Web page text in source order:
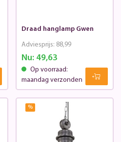
Draad hanglamp Gwen
Nu: 49,63
Adviesprijs: 88,99
Op voorraad:
maandag verzonden
%